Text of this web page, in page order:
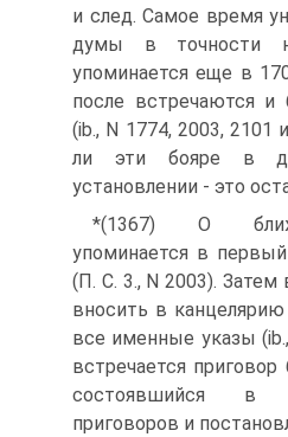
и след. Самое время
думы в точности
упоминается еще в
после встречаются и
(ib., N 1774, 2003, 2101
ли эти бояре в
установлении - это
*(1367) О
упоминается в
(П. С. 3., N 2003). Затем
вносить в
все именные указы
встречается
состоявшийся в
приговоров и